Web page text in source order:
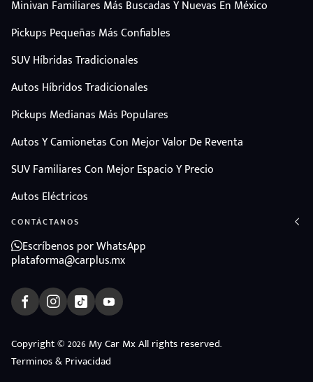
Minivan Familiares Más Buscadas Y Nuevas En México
Pickups Pequeñas Más Confiables
SUV Híbridas Tradicionales
Autos Híbridos Tradicionales
Pickups Medianas Más Populares
Autos Y Camionetas Con Mejor Valor De Reventa
SUV Familiares Con Mejor Espacio Y Precio
Autos Eléctricos
CONTÁCTANOS
Escríbenos por WhatsApp
plataforma@carplus.mx
Copyright © 2026 My Car Mx All rights reserved.
Terminos & Privacidad